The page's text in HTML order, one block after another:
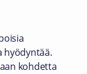
hyödyntää.
kohdetta